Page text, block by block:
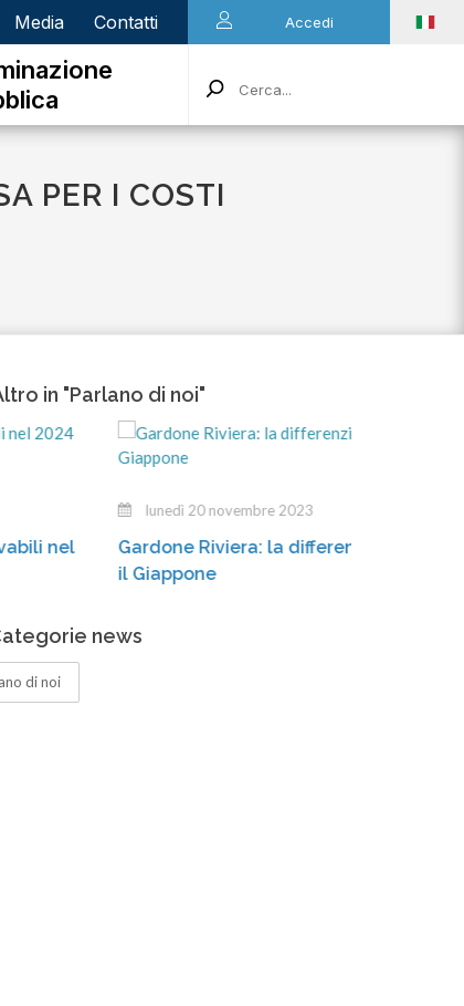
Media Contatti Accedi
PER I COSTI
in "Parlano di noi"
lunedì 20 novembre 2023
Riviera: la differenziata «conquista»
news
di noi